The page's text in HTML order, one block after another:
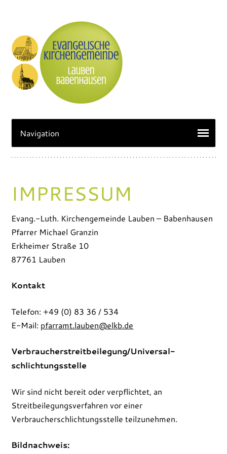
IMPRESSUM
Evang.-Luth. Kirchengemeinde Lauben – Babenhausen
Pfarrer Michael Granzin
Erkheimer Straße 10
87761 Lauben
Kontakt
Telefon: +49 (0) 83 36 / 534
E-Mail: pfarramt.lauben@elkb.de
Verbraucher­streit­beilegung/Universal­
schlichtungs­stelle
Wir sind nicht bereit oder verpflichtet, an
Streitbeilegungsverfahren vor einer
Verbraucherschlichtungsstelle teilzunehmen.
Bildnachweis: